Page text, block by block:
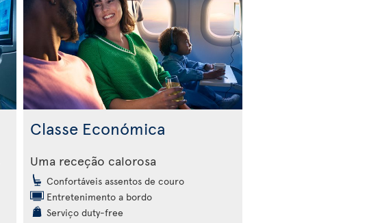
Classe Económica
Uma receção calorosa
Confortáveis assentos de couro
Entretenimento a bordo
Serviço duty-free